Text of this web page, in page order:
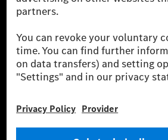
Helyszínek